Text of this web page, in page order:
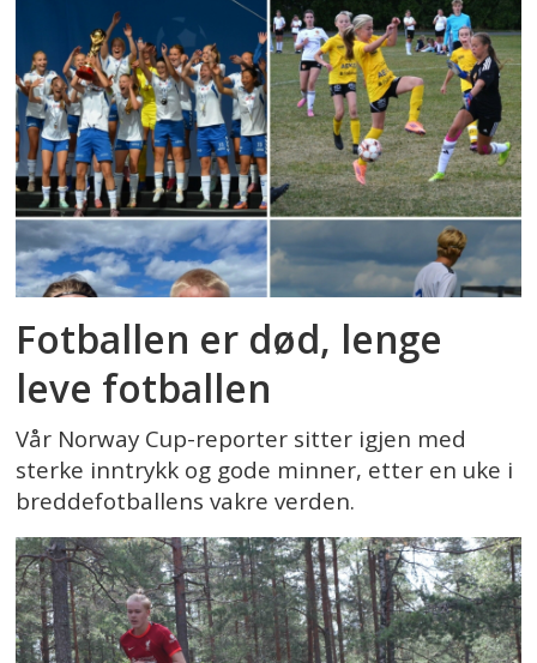
Fotballen er død, lenge
leve fotballen
Vår Norway Cup-reporter sitter igjen med
sterke inntrykk og gode minner, etter en uke i
breddefotballens vakre verden.